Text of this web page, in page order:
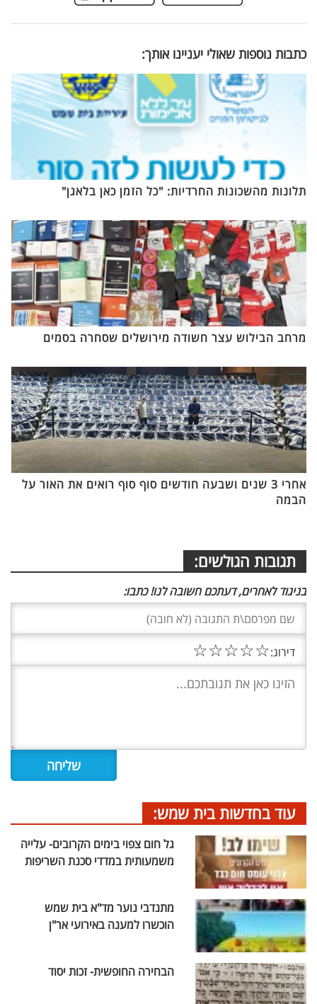
כתבות נוספות שאולי יעניינו אותך:
תלונות מהשכונות החרדיות: "כל הזמן כאן בלאגן"
מרחב הבילוש עצר חשודה מירושלים שסחרה בסמים
אחרי 3 שנים ושבעה חודשים סוף סוף רואים את האור על
הבמה
תגובות הגולשים:
בניגוד לאחרים, דעתכם חשובה לנו! כתבו:
דירוג:☆
☆
☆
☆
☆
עוד בחדשות בית שמש:
גל חום צפוי בימים הקרובים- עלייה
משמעותית במדדי סכנת השריפות
מתנדבי נוער מד"א בית שמש
הוכשרו למענה באירועי אר"ן
הבחירה החופשית- זכות יסוד